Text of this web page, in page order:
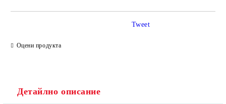
Оцени продукта
Tweet
Детайлно описание